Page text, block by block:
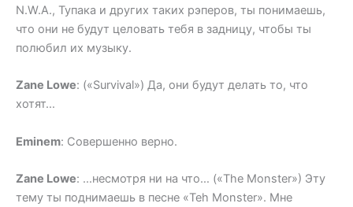
N.W.A., Тупака и других таких рэперов, ты понимаешь,
что они не будут целовать тебя в задницу, чтобы ты
полюбил их музыку.
Zane Lowe: («Survival») Да, они будут делать то, что
хотят…
Eminem: Совершенно верно.
Zane Lowe: …несмотря ни на что… («The Monster») Эту
тему ты поднимаешь в песне «Teh Monster». Мне